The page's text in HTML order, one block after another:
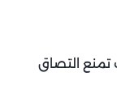
التصاق